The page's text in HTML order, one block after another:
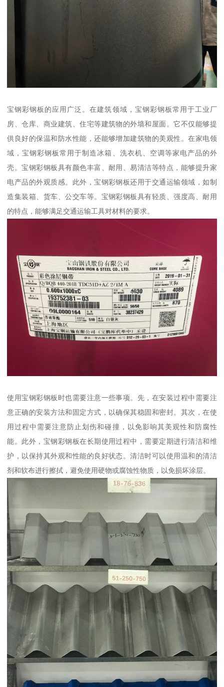
宝钢彩钢板的应用广泛。在建筑领域，宝钢彩钢板常用于工业厂
房、仓库、商业建筑、住宅等建筑物的外墙和屋面。它不仅能够提
供良好的保温和防水性能，还能够增加建筑物的美观性。在家电领
域，宝钢彩钢板常用于制造冰箱、洗衣机、空调等家电产品的外
壳。宝钢彩钢板具有颜色丰富、耐用、易清洁等特点，能够提升家
电产品的外观质感。此外，宝钢彩钢板还用于交通运输领域，如制
造集装箱、货车、公交车等。宝钢彩钢板具有轻质、强度高、耐用
的特点，能够满足交通运输工具对材料的要求。
使用宝钢彩钢板时也需要注意一些事项。先，在安装过程中需要注
意正确的安装方法和固定方式，以确保其稳固和密封。其次，在使
用过程中需要注意防止划伤和碰撞，以免影响其美观性和防腐性
能。此外，宝钢彩钢板在长期使用过程中，需要定期进行清洁和维
护，以保持其外观和性能的良好状态。清洁时可以使用温和的清洁
剂和软布进行擦拭，避免使用硬物或腐蚀性物质，以免损坏涂层。